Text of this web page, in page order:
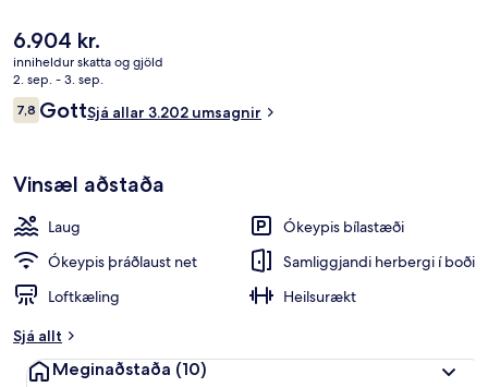
mínútna akstursfjarlægð. Ferðamenn sem hafa dvalið á staðnum hafa
verið mjög ánægðir en meðal þess sem þeir nefna sem sérstaka kosti
eru hjálpsamt starfsfólk og góð staðsetning.
Núverandi
verð
er
6.904 kr.
6.904 kr.
inniheldur skatta og gjöld
2. sep. - 3. sep.
Umsagnir
7,87,8 af 10
GottSjá allar 3.202 umsagnir
Vinsæl aðstaða
Laug
Ókeypis bílastæði
Ókeypis þráðlaust net
Samliggjandi herbergi í boði
Loftkæling
Heilsurækt
Sjá allt
Meginaðstaða (10)